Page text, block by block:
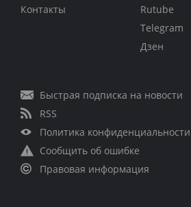
Контакты
Rutube
Telegram
Дзен
Быстрая подписка на новости
RSS
Политика конфиденциальности
Сообщить об ошибке
Правовая информация